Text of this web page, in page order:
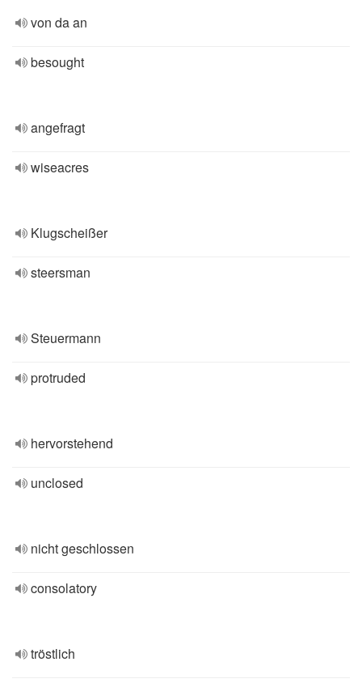
von da an
besought
angefragt
wiseacres
Klugscheißer
steersman
Steuermann
protruded
hervorstehend
unclosed
nicht geschlossen
consolatory
tröstlich